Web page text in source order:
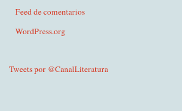
Feed de comentarios
WordPress.org
Tweets por @CanalLiteratura